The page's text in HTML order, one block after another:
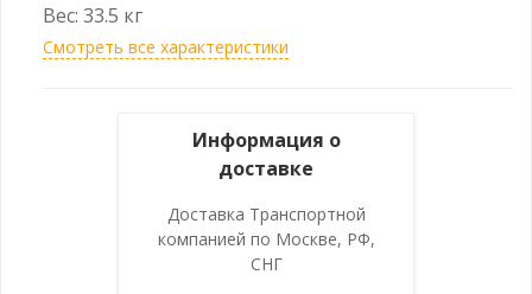
Вес: 33.5 кг
Смотреть все характеристики
Информация о
доставке
Доставка Транспортной
компанией по Москве, РФ,
СНГ